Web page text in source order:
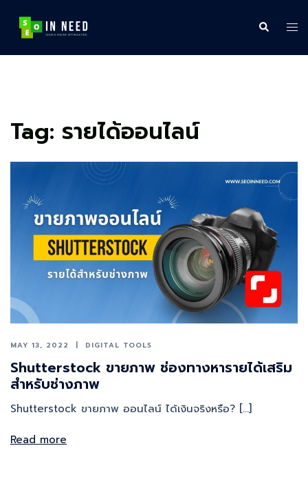
content
Search
Tag: รายได้ออนไลน์
MAY 13, 2022 DIGITAL TOOLS
Shutterstock ขายภาพ ช่องทางหารายได้เสริม
สำหรับช่างภาพ
Shutterstock ขายภาพ ออนไลน์ ได้เงินจริงหรือ? […]
Read more